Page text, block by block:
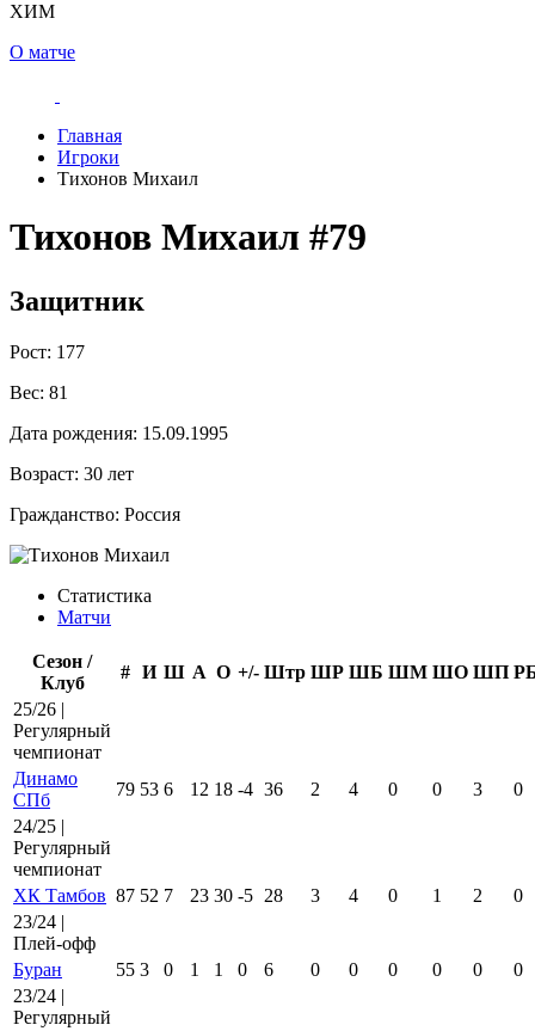
ХИМ
О матче
Главная
Игроки
Тихонов Михаил
Тихонов Михаил #79
Защитник
Рост: 177
Вес: 81
Дата рождения: 15.09.1995
Возраст: 30 лет
Гражданство: Россия
Статистика
Матчи
Сезон /
Клуб
# И Ш А О +/- Штр ШР ШБ ШМ ШО ШП
25/26 |
Регулярный
чемпионат
Динамо
СПб
79 53 6 12 18 -4 36 2 4 0 0 3
0
24/25 |
Регулярный
чемпионат
ХК Тамбов 87 52 7 23 30 -5 28 3 4 0 1 2
0
23/24 |
Плей-офф
Буран
55 3 0 1 1 0 6 0 0 0 0 0
0
23/24 |
Регулярный